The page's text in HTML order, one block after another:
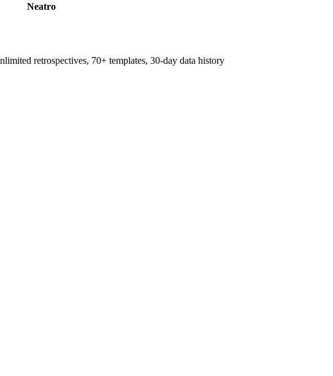
Neatro
retrospectives, 70+ templates, 30-day data history